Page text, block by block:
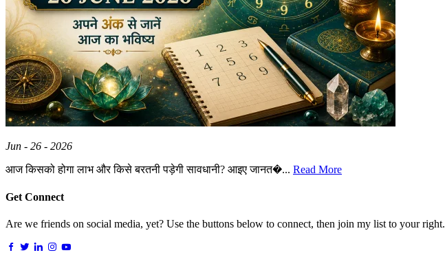
Jun - 26 - 2026
आज किसको होगा लाभ और किसे बरतनी पड़ेगी सावधानी? आइए जानत�... Read More
Get Connect
Are we friends on social media, yet? Use the buttons below to connect, then join my list to your right.